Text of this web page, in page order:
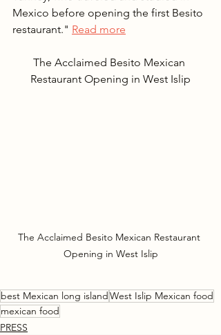
Mexico before opening the first Besito
restaurant." Read more
The Acclaimed Besito Mexican
Restaurant Opening in West Islip
The Acclaimed Besito Mexican Restaurant
Opening in West Islip
best Mexican long island West Islip Mexican food
mexican food
PRESS